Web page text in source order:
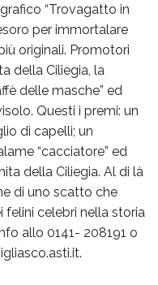
“Trovagatto in
per immortalare
originali. Promotori
della Ciliegia, la
delle masche” ed
Questi i premi: un
di capelli; un
“cacciatore” ed
della Ciliegia. Al di là
di uno scatto che
felini celebri nella storia
allo 0141- 208191 o